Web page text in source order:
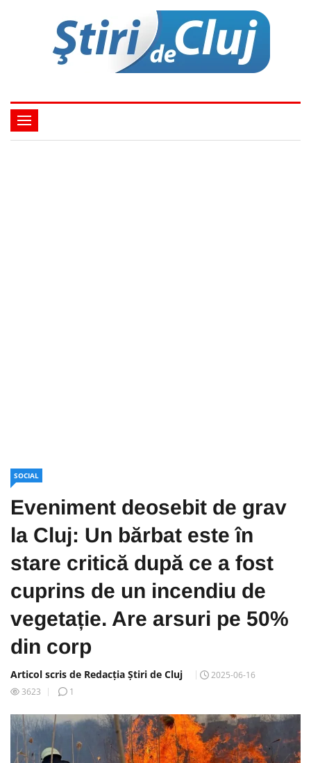
SOCIAL
Eveniment deosebit de grav
la Cluj: Un bărbat este în
stare critică după ce a fost
cuprins de un incendiu de
vegetație. Are arsuri pe 50%
din corp
Articol scris de Redacția Știri de Cluj
2025-06-16
3623
1